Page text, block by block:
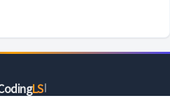
LS